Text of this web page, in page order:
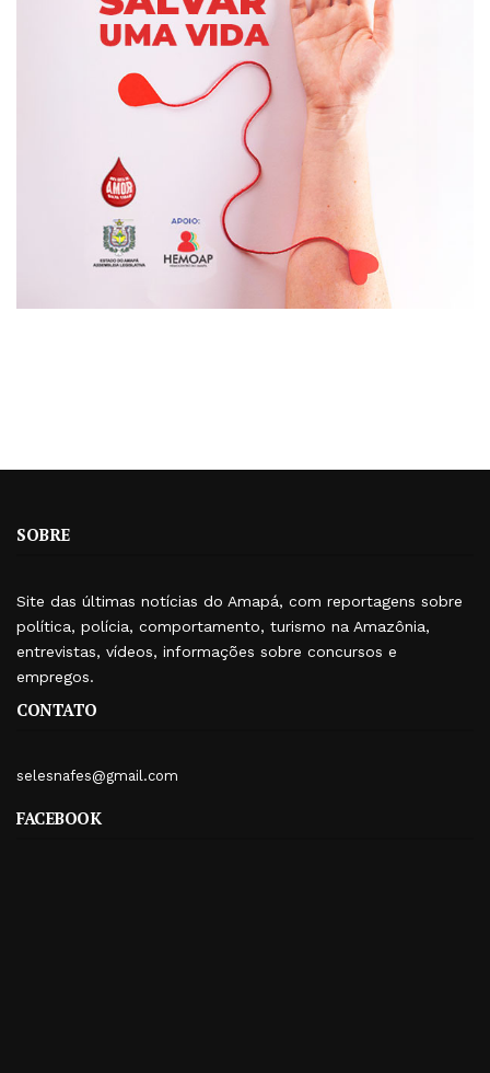
SOBRE
Site das últimas notícias do Amapá, com reportagens sobre
política, polícia, comportamento, turismo na Amazônia,
entrevistas, vídeos, informações sobre concursos e
empregos.
CONTATO
selesnafes@gmail.com
FACEBOOK